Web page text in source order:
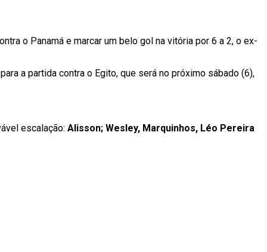
o Panamá e marcar um belo gol na vitória por 6 a 2, o ex-
a partida contra o Egito, que será no próximo sábado (6),
escalação: Alisson; Wesley, Marquinhos, Léo Pereira